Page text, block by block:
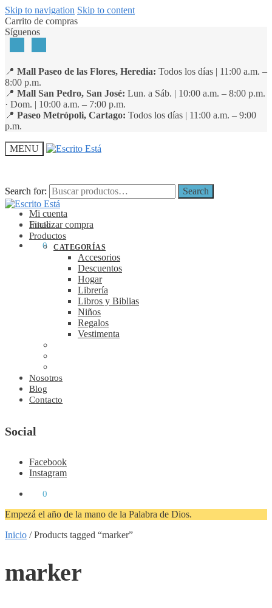
Skip to navigation Skip to content
Carrito de compras
Síguenos
📍 Mall Paseo de las Flores, Heredia: Todos los días | 11:00 a.m. –
8:00 p.m.
📍 Mall San Pedro, San José: Lun. a Sáb. | 10:00 a.m. – 8:00 p.m.
· Dom. | 10:00 a.m. – 7:00 p.m.
📍 Paseo Metrópoli, Cartago: Todos los días | 11:00 a.m. – 9:00
p.m.
MENU
Search for: Search
Mi cuenta
Finalizar compra
0
Search for: Search
Inicio
Productos
CATEGORÍAS
Accesorios
Descuentos
Hogar
Librería
Libros y Biblias
Niños
Regalos
Vestimenta
Nosotros
Blog
Contacto
Social
Facebook
Instagram
0
Empezá el año de la mano de la Palabra de Dios.
Inicio /Products tagged “marker”
marker